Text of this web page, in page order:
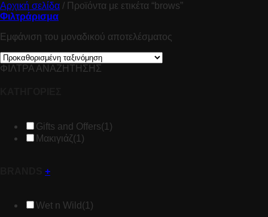
Αρχική σελίδα / Προϊόντα με ετικέτα “brows”
Φιλτράρισμα
Εμφάνιση του μοναδικού αποτελέσματος
ΦΙΛΤΡΑ ΑΝΑΖΗΤΗΣΗΣ
Gifts and Offers(1)
Μακιγιάζ(1)
+
Wet n Wild (1)